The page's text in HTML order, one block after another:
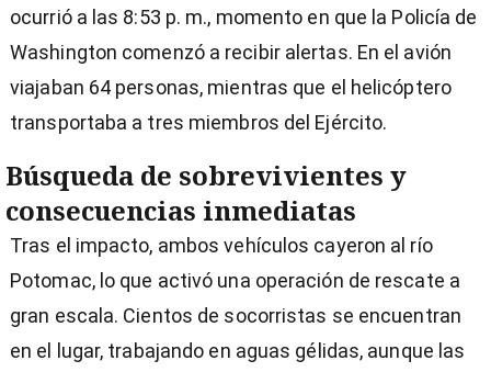
ocurrió a las 8:53 p. m., momento en que la Policía de
Washington comenzó a recibir alertas. En el avión
viajaban 64 personas, mientras que el helicóptero
transportaba a tres miembros del Ejército.
Búsqueda de sobrevivientes y
consecuencias inmediatas
Tras el impacto, ambos vehículos cayeron al río
Potomac, lo que activó una operación de rescate a
gran escala. Cientos de socorristas se encuentran
en el lugar, trabajando en aguas gélidas, aunque las